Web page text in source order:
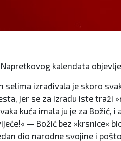
kalendata
selima izrađivala je skoro
jer se za izradu iste traži
kuća imala ju je za Božić,
— Božić bez »krsnice«
dio narodne svojine i